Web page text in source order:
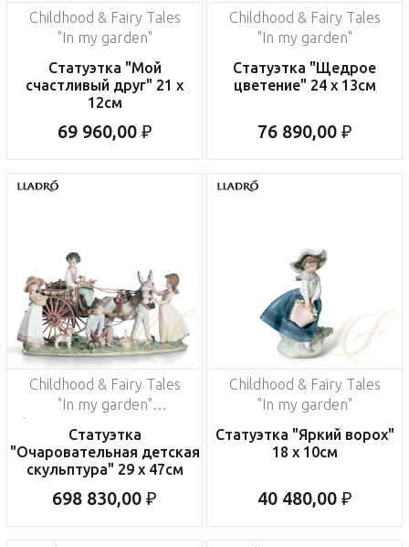
Childhood & Fairy Tales
"In my garden"
Статуэтка "Мой
счастливый друг" 21 x
12см
69 960,00 ₽
Childhood & Fairy Tales
"In my garden"
Статуэтка "Щедрое
цветение" 24 x 13см
76 890,00 ₽
Childhood & Fairy Tales
"In my garden"
на 3000 пред.)
Статуэтка
"Очаровательная детская
скульптура" 29 x 47см
698 830,00 ₽
Childhood & Fairy Tales
"In my garden"
Статуэтка "Яркий ворох"
18 x 10см
40 480,00 ₽